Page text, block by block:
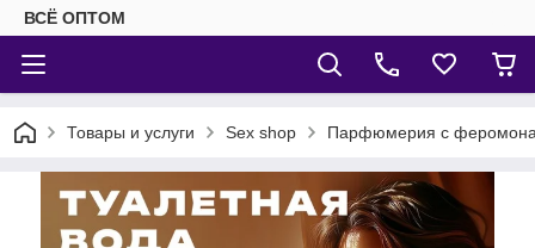
ВСЁ ОПТОМ
Товары и услуги Sex shop Парфюмерия с